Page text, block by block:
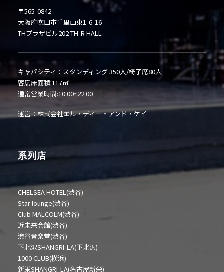
〒565-0842
大阪府吹田市千里山東1-6-16
THプラザビル202 TH-R HALL
キャパシティ：スタンディング 350人/椅子席80人
客席床面積:117㎡
通常営業時間:10:00~22:00
運営：株式会社エル・ディー・アンド・ケイ
系列店
CHELSEA HOTEL(渋谷)
Star lounge(渋谷)
Club MALCOLM(渋谷)
近未来会館(渋谷)
渋谷音楽堂(渋谷)
下北沢SHANGRI-LA(下北沢)
1000 CLUB(横浜)
新栄SHANGRI-LA(名古屋新栄)